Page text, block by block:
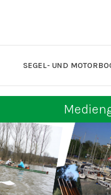
SEGEL- UND